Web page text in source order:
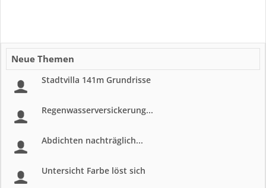
Neue Themen
Stadtvilla 141m Grundrisse
Regenwasserversickerung...
Abdichten nachträglich...
Untersicht Farbe löst sich